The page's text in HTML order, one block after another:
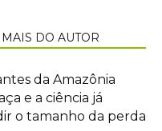
MAIS DO AUTOR
da Amazônia
e a ciência já
o tamanho da perda